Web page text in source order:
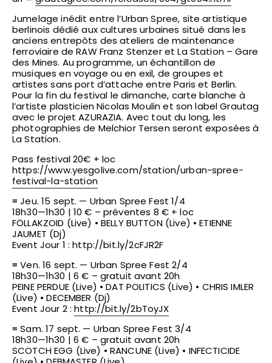
Jumelage inédit entre l’Urban Spree, site artistique
berlinois dédié aux cultures urbaines situé dans les
anciens entrepôts des ateliers de maintenance
ferroviaire de RAW Franz Stenzer et La Station – Gare
des Mines. Au programme, un échantillon de
musiques en voyage ou en exil, de groupes et
artistes sans port d’attache entre Paris et Berlin.
Pour la fin du festival le dimanche, carte blanche à
l’artiste plasticien Nicolas Moulin et son label Grautag
avec le projet AZURAZIA. Avec tout du long, les
photographies de Melchior Tersen seront exposées à
La Station.
Pass festival 20€ + loc
https://www.yesgolive.com/station/urban-spree-
festival-la-station
≡ Jeu. 15 sept. — Urban Spree Fest 1/4
18h30—1h30 | 10 € – préventes 8 € + loc
FÖLLAKZOID (Live) • BELLY BUTTON (Live) • ETIENNE
JAUMET (Dj)
Event Jour 1 :http://bit.ly/2cFJR2F
≡ Ven. 16 sept. — Urban Spree Fest 2/4
18h30—1h30 | 6 € – gratuit avant 20h
PEINE PERDUE (Live) • DAT POLITICS (Live) • CHRIS IMLER
(Live) • DECEMBER (Dj)
Event Jour 2 :http://bit.ly/2bToyJX
≡ Sam. 17 sept. — Urban Spree Fest 3/4
18h30—1h30 | 6 € – gratuit avant 20h
SCOTCH EGG (Live) • RANCUNE (Live) • INFECTICIDE